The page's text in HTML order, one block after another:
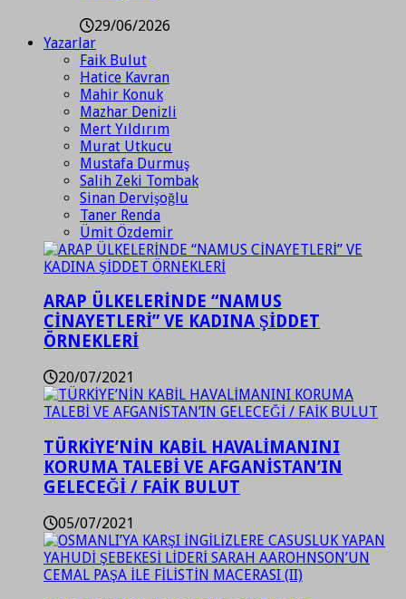
29/06/2026
Yazarlar
Faik Bulut
Hatice Kavran
Mahir Konuk
Mazhar Denizli
Mert Yıldırım
Murat Utkucu
Mustafa Durmuş
Salih Zeki Tombak
Sinan Dervişoğlu
Taner Renda
Ümit Özdemir
ARAP ÜLKELERİNDE “NAMUS
CİNAYETLERİ” VE KADINA ŞİDDET
ÖRNEKLERİ
20/07/2021
TÜRKİYE’NİN KABİL HAVALİMANINI
KORUMA TALEBİ VE AFGANİSTAN’IN
GELECEĞİ / FAİK BULUT
05/07/2021